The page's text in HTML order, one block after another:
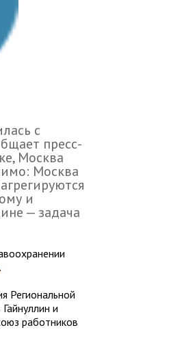
с
пресс-
Москва
Москва
и
— задача
.
Региональной
и
работников